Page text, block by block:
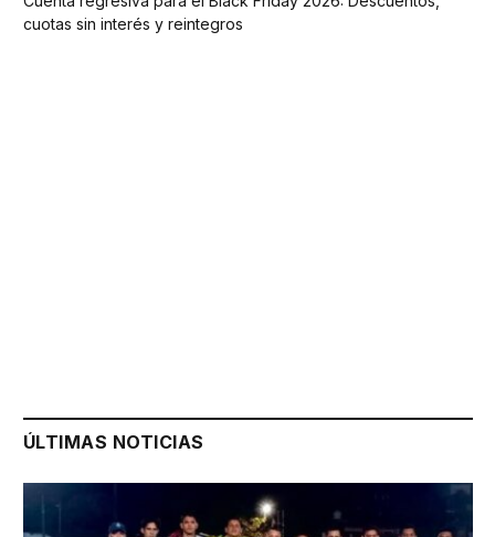
cuotas sin interés y reintegros
ÚLTIMAS NOTICIAS